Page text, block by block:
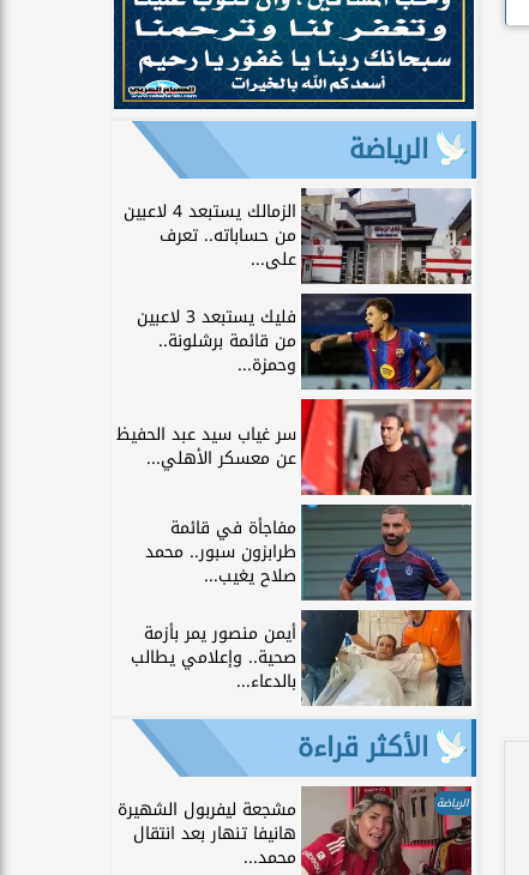
الرياضة
الزمالك يستبعد 4 لاعبين
من حساباته.. تعرف
على...
فليك يستبعد 3 لاعبين
من قائمة برشلونة..
وحمزة...
سر غياب سيد عبد الحفيظ
عن معسكر الأهلي...
مفاجأة في قائمة
طرابزون سبور.. محمد
صلاح يغيب...
أيمن منصور يمر بأزمة
صحية.. وإعلامي يطالب
بالدعاء...
الأكثر قراءة
الرياضة مشجعة ليفربول الشهيرة
هانيفا تنهار بعد انتقال
محمد...